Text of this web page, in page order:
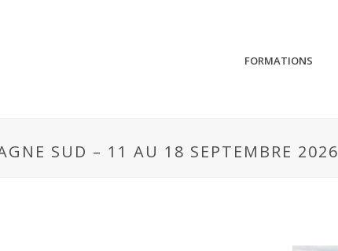
FORMATIONS
SUD – 11 AU 18 SEPTEMBRE 2026